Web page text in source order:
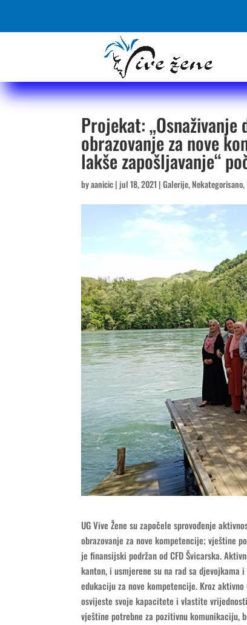
Projekat:
obrazovanje za nove
lakše zapošljavanje“
byaanicic| jul 18, 2021 |Galerije,Nekategorisano,
UG Vive Žene su započele sprovođenje
obrazovanje za nove kompetencije; vještine
je finansijski podržan od CFD Švicarska.
kanton, i usmjerene su na rad sa
edukaciju za nove kompetencije. Kroz
osvijeste svoje kapacitete i vlastite
vještine potrebne za pozitivnu